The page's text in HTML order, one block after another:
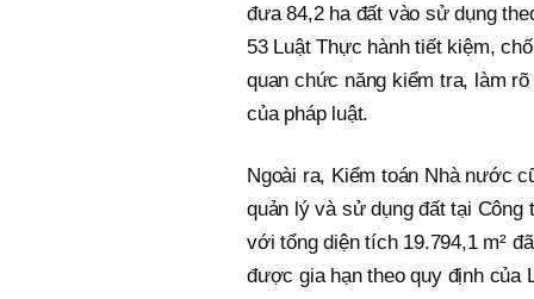
đưa 84,2 ha đất vào sử dụng
53 Luật Thực hành tiết kiệm,
quan chức năng kiểm tra, làm
của pháp luật.
Ngoài ra, Kiểm toán Nhà nước
quản lý và sử dụng đất tại Công
với tổng diện tích 19.794,1 m²
được gia hạn theo quy định của